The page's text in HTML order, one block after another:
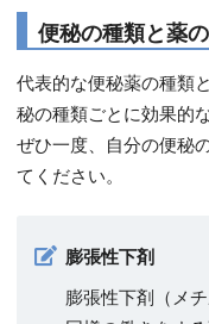
便秘の種類と薬
代表的な便秘薬の種類
秘の種類ごとに効果的
ぜひ一度、自分の便秘
てください。
膨張性下剤
膨張性下剤（メ